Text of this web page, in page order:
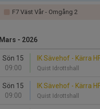
F7 Väst Vår - Omgång 2
Mars - 2026
Sön 15
09:00
IK Sävehof - Kärra
Quist Idrottshall
Sön 15
09:00
IK Sävehof - Kärra
Quist Idrottshall